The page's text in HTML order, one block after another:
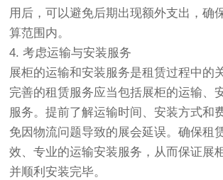
用后，可以避免后期出现额外支出，确
算范围内。
4. 考虑运输与安装服务
展柜的运输和安装服务是租赁过程中的
完善的租赁服务应当包括展柜的运输、
服务。提前了解运输时间、安装方式和
免因物流问题导致的展会延误。确保租
效、专业的运输安装服务，从而保证展
并顺利安装完毕。